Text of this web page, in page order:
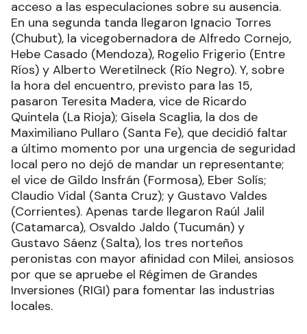
acceso a las especulaciones sobre su ausencia.
En una segunda tanda llegaron Ignacio Torres
(Chubut), la vicegobernadora de Alfredo Cornejo,
Hebe Casado (Mendoza), Rogelio Frigerio (Entre
Ríos) y Alberto Weretilneck (Río Negro). Y, sobre
la hora del encuentro, previsto para las 15,
pasaron Teresita Madera, vice de Ricardo
Quintela (La Rioja); Gisela Scaglia, la dos de
Maximiliano Pullaro (Santa Fe), que decidió faltar
a último momento por una urgencia de seguridad
local pero no dejó de mandar un representante;
el vice de Gildo Insfrán (Formosa), Eber Solís;
Claudio Vidal (Santa Cruz); y Gustavo Valdes
(Corrientes). Apenas tarde llegaron Raúl Jalil
(Catamarca), Osvaldo Jaldo (Tucumán) y
Gustavo Sáenz (Salta), los tres norteños
peronistas con mayor afinidad con Milei, ansiosos
por que se apruebe el Régimen de Grandes
Inversiones (RIGI) para fomentar las industrias
locales.